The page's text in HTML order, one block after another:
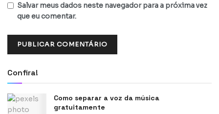
Salvar meus dados neste navegador para a próxima vez
que eu comentar.
Confira!
Como separar a voz da música
gratuitamente